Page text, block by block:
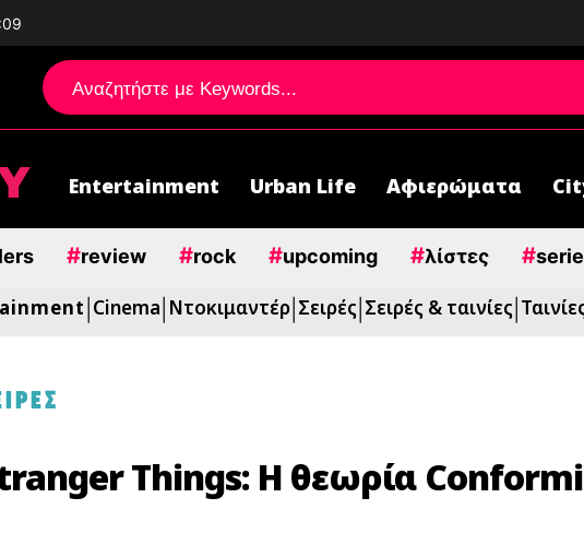
Entertainment Urban Life Αφιερώματα
#review #rock #upcoming #λίστες #
Cinema Ντοκιμαντέρ Σειρές Σειρές & ταινίες
Things: Η θεωρία